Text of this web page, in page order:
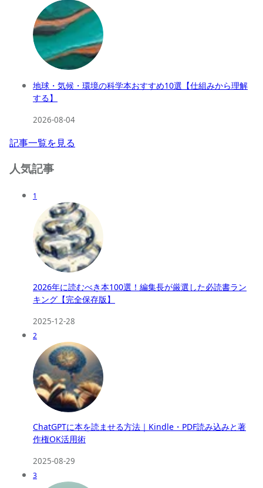
地球・気候・環境の科学本おすすめ10選【仕組みから理解
する】
2026-08-04
記事一覧を見る
人気記事
1
2026年に読むべき本100選！編集長が厳選した必読書ラン
キング【完全保存版】
2025-12-28
2
ChatGPTに本を読ませる方法｜Kindle・PDF読み込みと著
作権OK活用術
2025-08-29
3